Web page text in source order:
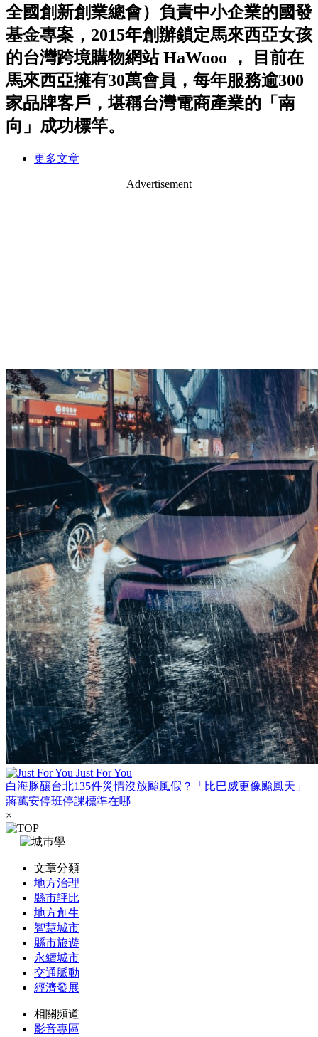
全國創新創業總會）負責中小企業的國發
基金專案，2015年創辦鎖定馬來西亞女孩
的台灣跨境購物網站 HaWooo ， 目前在
馬來西亞擁有30萬會員，每年服務逾300
家品牌客戶，堪稱台灣電商產業的「南
向」成功標竿。
更多文章
Advertisement
Just For You
白海豚釀台北135件災情沒放颱風假？「比巴威更像颱風天」
蔣萬安停班停課標準在哪
×
文章分類
地方治理
縣市評比
地方創生
智慧城市
縣市旅遊
永續城市
交通脈動
經濟發展
相關頻道
影音專區